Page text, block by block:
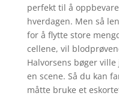
perfekt til å
hverdagen. Men så
for å flytte store
cellene, vil
Halvorsens bøger
en scene. Så du kan
måtte bruke et